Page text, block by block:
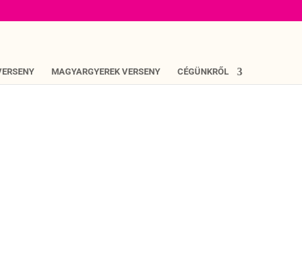
MAGYARGYEREK VERSENY CÉGÜNKRŐL